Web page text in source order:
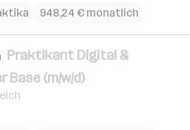
948,24 € monatlich
Praktikant Digital &
Base (m/w/d)